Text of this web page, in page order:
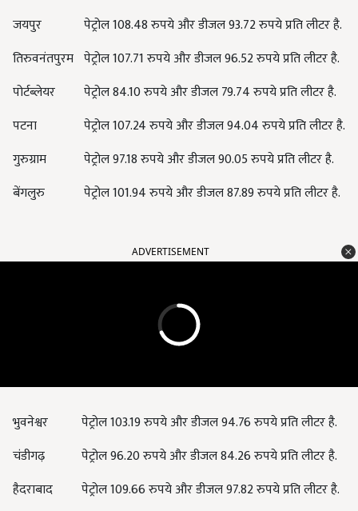
जयपुर
पेट्रोल 108.48 रुपये और डीजल 93.72 रुपये प्रति लीटर है.
तिरुवनंतपुरम पेट्रोल 107.71 रुपये और डीजल 96.52 रुपये प्रति लीटर है.
पोर्टब्‍लेयर
पेट्रोल 84.10 रुपये और डीजल 79.74 रुपये प्रति लीटर है.
पटना
पेट्रोल 107.24 रुपये और डीजल 94.04 रुपये प्रति लीटर है.
गुरुग्राम
पेट्रोल 97.18 रुपये और डीजल 90.05 रुपये प्रति लीटर है.
बेंगलुरु
पेट्रोल 101.94 रुपये और डीजल 87.89 रुपये प्रति लीटर है.
ADVERTISEMENT
भुवनेश्वर
पेट्रोल 103.19 रुपये और डीजल 94.76 रुपये प्रति लीटर है.
चंडीगढ़
पेट्रोल 96.20 रुपये और डीजल 84.26 रुपये प्रति लीटर है.
हैदराबाद
पेट्रोल 109.66 रुपये और डीजल 97.82 रुपये प्रति लीटर है.